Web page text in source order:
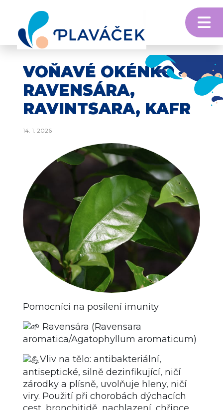
Skip to content
VOŇAVÉ OKÉNKO –
RAVENSÁRA,
RAVINTSARA, KAFR
14. 1. 2026
Pomocníci na posílení imunity
Ravensára (Ravensara
aromatica/Agatophyllum aromaticum)
Vliv na tělo: antibakteriální,
antiseptické, silně dezinfikující, ničí
zárodky a plísně, uvolňuje hleny, ničí
viry. Použití při chorobách dýchacích
cest, bronchitidě, nachlazení, chřipce,